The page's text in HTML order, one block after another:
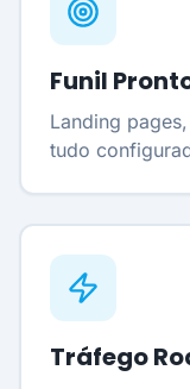
Funil
Landing
tudo
Tráfego